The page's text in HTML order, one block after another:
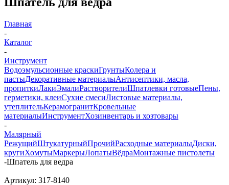
Главная
-
Каталог
-
Инструмент
Водоэмульсионные краскиГрунтыКолера и
пастыДекоративные материалыАнтисептики, масла,
пропиткиЛакиЭмалиРастворителиШпатлевки готовыеПены,
герметики, клеиСухие смесиЛистовые материалы,
утеплительКерамогранитКровельные
материалыИнструментХозинвентарь и хозтовары
-
Малярный
РежущийШтукатурныйПрочийРасходные материалыДиски,
кругиХомутыМаркерыЛопатыВёдраМонтажные пистолеты
-Шпатель для ведра
Артикул: 317-8140